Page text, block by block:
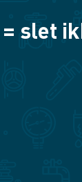
slet